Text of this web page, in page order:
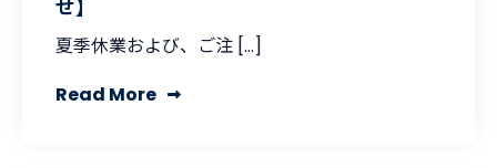
せ】
夏季休業および、ご注 […]
Read More